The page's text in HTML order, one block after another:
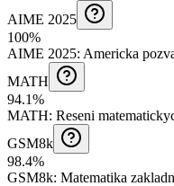
AIME 2025
100%
AIME 2025: Americka
MATH
94.1%
MATH: Reseni
GSM8k
98.4%
GSM8k: Matematika